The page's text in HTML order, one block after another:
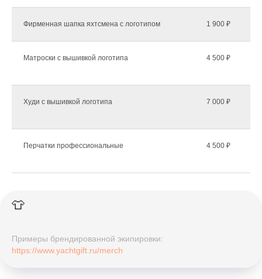
Фирменная шапка яхтсмена с логотипом 1 900 ₽
Матроски с вышивкой логотипа 4 500 ₽
Худи с вышивкой логотипа 7 000 ₽
Перчатки профессиональные 4 500 ₽
👕
Примеры брендированной экипировки:
https://www.yachtgift.ru/merch